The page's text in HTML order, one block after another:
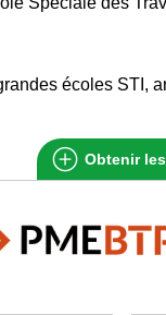
écoles STI,
Obtenir